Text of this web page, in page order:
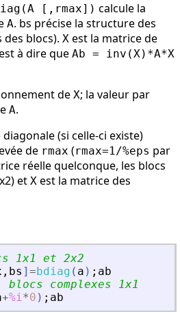
[,rmax]) calcule la
A. bs précise la structure des
des blocs). X est la matrice de
à dire que Ab = inv(X)*A*X
de X; la valeur par
A.
(si celle-ci existe)
de rmax (rmax=1/%eps par
réelle quelconque, les blocs
et X est la matrice des
1x1 et 2x2
, bs ] =bdiag ( a ) ; ab
complexes 1x1
+%i*0 ) ; ab